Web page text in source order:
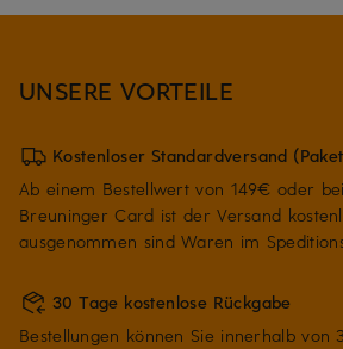
UNSERE VORTEILE
Kostenloser Standardversand
Ab einem Bestellwert von 149€ oder
Breuninger Card ist der Versand
ausgenommen sind Waren im
30 Tage kostenlose Rückgabe
Bestellungen können Sie innerhalb von